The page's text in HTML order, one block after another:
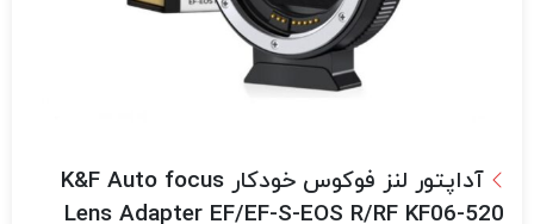
آداپتور لنز فوکوس خودکار K&F Auto focus
Lens Adapter EF/EF-S-EOS R/RF KF06-520